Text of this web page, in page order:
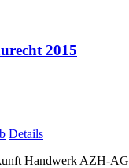
2015
Details
Handwerk AZH-AG